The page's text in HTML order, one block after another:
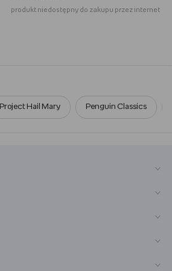
produkt niedostępny do zakupu przez internet
Project Hail Mary Penguin Classics